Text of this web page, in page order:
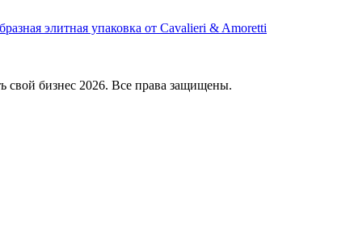
элитная упаковка от Cavalieri & Amoretti
свой бизнес 2026. Все права защищены.